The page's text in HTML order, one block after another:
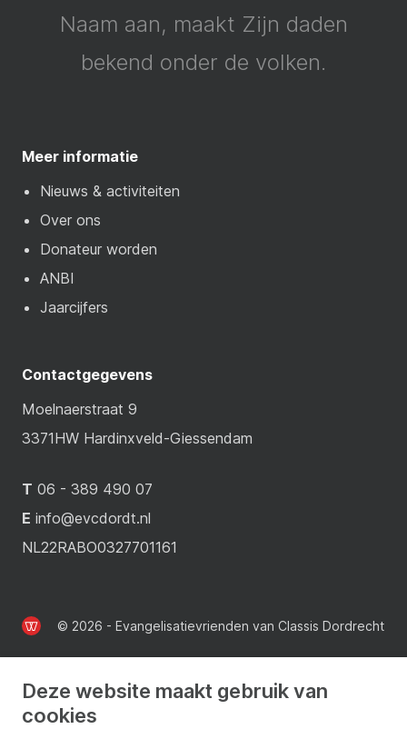
Naam aan, maakt Zijn daden
bekend onder de volken.
Meer informatie
Nieuws & activiteiten
Over ons
Donateur worden
ANBI
Jaarcijfers
Contactgegevens
Moelnaerstraat 9
3371HW Hardinxveld-Giessendam
T 06 - 389 490 07
E info@evcdordt.nl
NL22RABO0327701161
© 2026 - Evangelisatievrienden van Classis Dordrecht
Deze website maakt gebruik van
cookies